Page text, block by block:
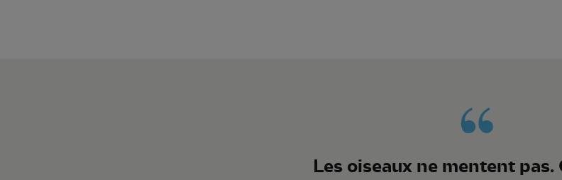
Les oiseaux ne mentent pas.